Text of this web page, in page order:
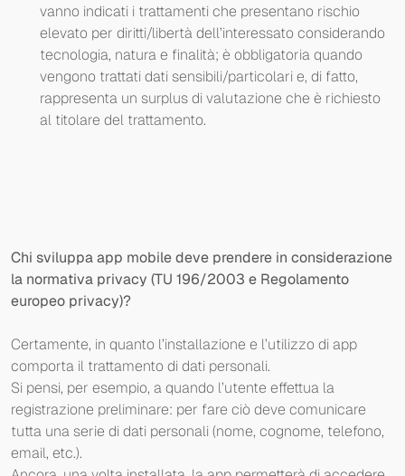
vanno indicati i trattamenti che presentano rischio
elevato per diritti/libertà dell’interessato considerando
tecnologia, natura e finalità; è obbligatoria quando
vengono trattati dati sensibili/particolari e, di fatto,
rappresenta un surplus di valutazione che è richiesto
al titolare del trattamento.
Chi sviluppa app mobile deve prendere in considerazione
la normativa privacy (TU 196/2003 e Regolamento
europeo privacy)?
Certamente, in quanto l’installazione e l’utilizzo di app
comporta il trattamento di dati personali.
Si pensi, per esempio, a quando l’utente effettua la
registrazione preliminare: per fare ciò deve comunicare
tutta una serie di dati personali (nome, cognome, telefono,
email, etc.).